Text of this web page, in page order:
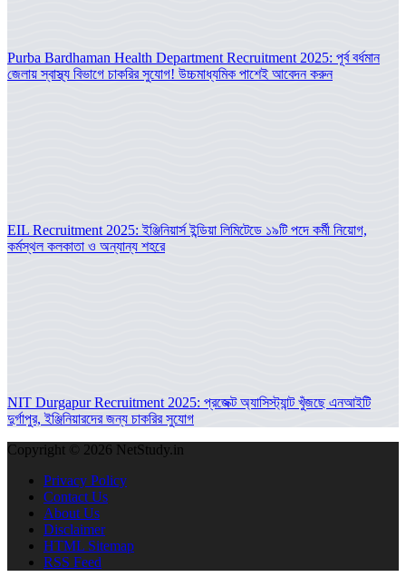
Purba Bardhaman Health Department Recruitment 2025: পূর্ব বর্ধমান
জেলায় স্বাস্থ্য বিভাগে চাকরির সুযোগ! উচ্চমাধ্যমিক পাশেই আবেদন করুন
EIL Recruitment 2025: ইঞ্জিনিয়ার্স ইন্ডিয়া লিমিটেডে ১৯টি পদে কর্মী নিয়োগ,
কর্মস্থল কলকাতা ও অন্যান্য শহরে
NIT Durgapur Recruitment 2025: প্রজেক্ট অ্যাসিস্ট্যান্ট খুঁজছে এনআইটি
দুর্গাপুর, ইঞ্জিনিয়ারদের জন্য চাকরির সুযোগ
Copyright © 2026 NetStudy.in
Privacy Policy
Contact Us
About Us
Disclaimer
HTML Sitemap
RSS Feed